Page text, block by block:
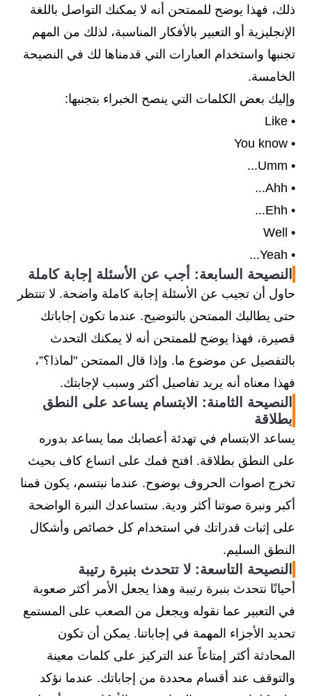
ولكني أعتقد أن ..)
however I think
(دعني أفكر في ذلك
لمدة دقيقة)
Let me think about
ذلك، فهذا يوضح للممتحن أنه لا يمكنك التواصل باللغة
الإنجليزية أو التعبير بالأفكار المناسبة، لذلك من المهم
تجنبها واستخدام العبارات التي قدمناها لك في النصيحة
الخامسة.
وإليك بعض الكلمات التي ينصح الخبراء بتجنبها:
• Like
• You know
• Umm...
• Ahh...
• Ehh...
• Well
• Yeah...
النصيحة السابعة: أجب عن الأسئلة إجابة كاملة
حاول أن تجيب عن الأسئلة إجابة كاملة واضحة. لا تنتظر
حتى يطالبك الممتحن بالتوضيح. عندما تكون إجاباتك
قصيرة، فهذا يوضح للممتحن أنه لا يمكنك التحدث
بالتفصيل عن موضوع ما. وإذا قال الممتحن "لماذا؟”،
فهذا معناه أنه يريد تفاصيل أكثر وسبب لإجابتك.
النصيحة الثامنة: الابتسام يساعد على النطق
بطلاقة
يساعد الابتسام في تهدئة أعصابك مما يساعد بدوره
على النطق بطلاقة. افتح فمك على اتساع كاف بحيث
تخرج اصوات الحروف بوضوح. عندما نبتسم، يكون فمنا
أكبر ونبرة صوتنا أكثر ودية. ستساعدك النبرة الواضحة
على إثبات قدراتك في استخدام كل خصائص وأشكال
النطق السليم.
النصيحة التاسعة: لا تتحدث بنبرة رتيبة
أحيانًا نتحدث بنبرة رتيبة وهذا يجعل الأمر أكثر صعوبة
في التعبير عما نقوله ويجعل من الصعب على المستمع
تحديد الأجزاء المهمة في إجاباتنا. يمكن أن تكون
المحادثة أكثر إمتاعاً عند التركيز على كلمات معينة
والتوقف عند أقسام محددة من إجاباتك. عندما نؤكد